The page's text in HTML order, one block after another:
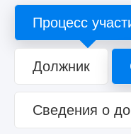
Процесс
Должник
Сведения о